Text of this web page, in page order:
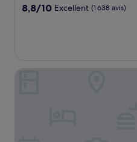
8.8
8,8/10 Excellent (1 638 avis)
Home2 Suites by Hilton